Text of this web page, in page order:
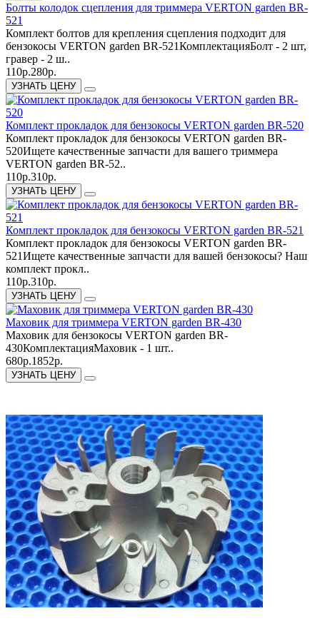
Болты колодок сцепления для триммера VERTON garden BR-
521
Комплект болтов для крепления сцепления подходит для
бензокосы VERTON garden BR-521КомплектацияБолт - 2 шт,
гравер - 2 ш..
110р.280р.
УЗНАТЬ ЦЕНУ
Комплект прокладок для бензокосы VERTON garden BR-520
Комплект прокладок для бензокосы VERTON garden BR-
520Ищете качественные запчасти для вашего триммера
VERTON garden BR-52..
110р.310р.
УЗНАТЬ ЦЕНУ
Комплект прокладок для бензокосы VERTON garden BR-521
Комплект прокладок для бензокосы VERTON garden BR-
521Ищете качественные запчасти для вашей бензокосы? Наш
комплект прокл..
110р.310р.
УЗНАТЬ ЦЕНУ
Маховик для триммера VERTON garden BR-430
Маховик для бензокосы VERTON garden BR-
430КомплектацияМаховик - 1 шт..
680р.1852р.
УЗНАТЬ ЦЕНУ